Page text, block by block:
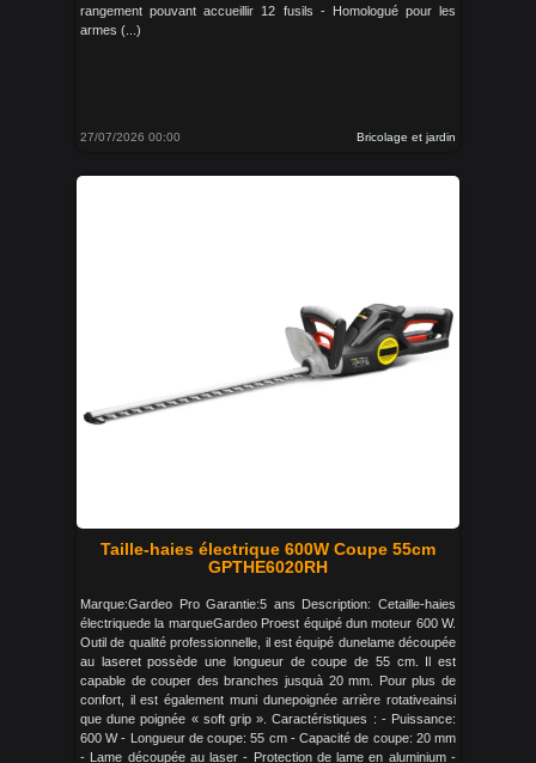
rangement pouvant accueillir 12 fusils - Homologué pour les
armes (...)
27/07/2026 00:00 Bricolage et jardin
Taille-haies électrique 600W Coupe 55cm
GPTHE6020RH
Marque:Gardeo Pro Garantie:5 ans Description: Cetaille-haies
électriquede la marqueGardeo Proest équipé dun moteur 600 W.
Outil de qualité professionnelle, il est équipé dunelame découpée
au laseret possède une longueur de coupe de 55 cm. Il est
capable de couper des branches jusquà 20 mm. Pour plus de
confort, il est également muni dunepoignée arrière rotativeainsi
que dune poignée « soft grip ». Caractéristiques : - Puissance:
600 W - Longueur de coupe: 55 cm - Capacité de coupe: 20 mm
- Lame découpée au laser - Protection de lame en aluminium -